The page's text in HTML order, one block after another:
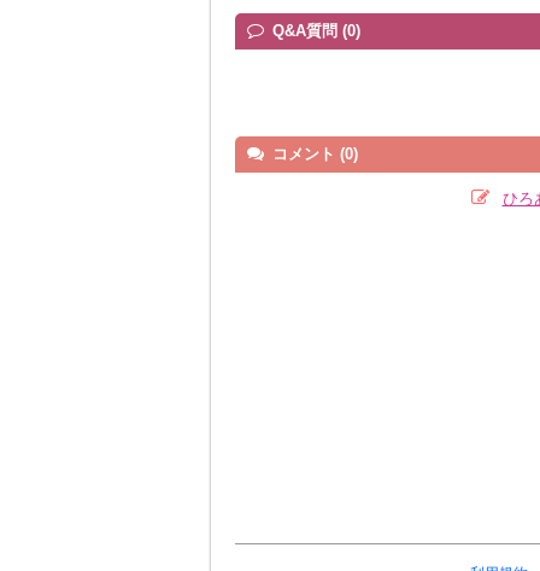
Q&A質問 (0)
コメント (0)
ひろ